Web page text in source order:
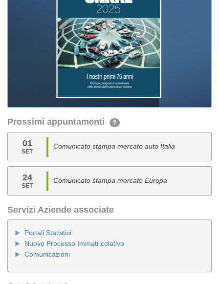
Prossimi appuntamenti ?
01
SET
Comunicato stampa mercato auto Italia
24
SET
Comunicato stampa mercato Europa
Servizi Aziende associate
Portali Statistici
Nuovo Processo Immatricolativo
Comunicazioni